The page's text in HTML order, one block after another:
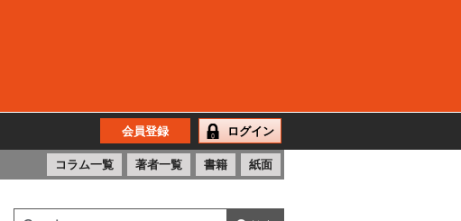
会員登録 ログイン
コラム一覧 著者一覧 書籍 紙面